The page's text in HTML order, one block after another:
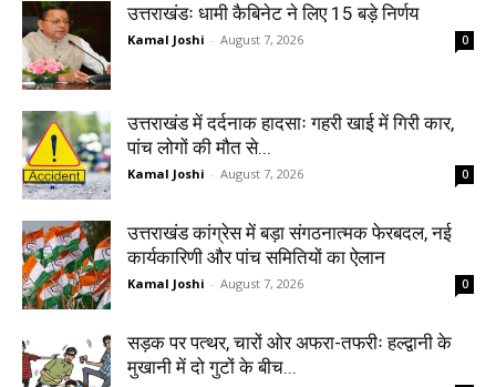
उत्तराखंडः धामी कैबिनेट ने लिए 15 बड़े निर्णय
Kamal Joshi - August 7, 2026 0
उत्तराखंड में दर्दनाक हादसाः गहरी खाई में गिरी कार,
पांच लोगों की मौत से...
Kamal Joshi - August 7, 2026 0
उत्तराखंड कांग्रेस में बड़ा संगठनात्मक फेरबदल, नई
कार्यकारिणी और पांच समितियों का ऐलान
Kamal Joshi - August 7, 2026 0
सड़क पर पत्थर, चारों ओर अफरा-तफरीः हल्द्वानी के
मुखानी में दो गुटों के बीच...